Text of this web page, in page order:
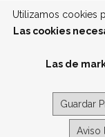
Utilizamos cookies
Las cookies
Las de
Guardar
Aviso